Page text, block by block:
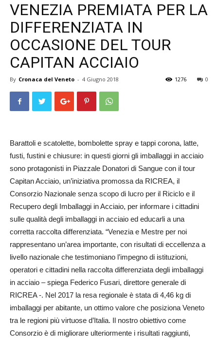
VENEZIA PREMIATA PER LA
DIFFERENZIATA IN
OCCASIONE DEL TOUR
CAPITAN ACCIAIO
By Cronaca del Veneto - 4 Giugno 2018 0
1276
Barattoli e scatolette, bombolette spray e tappi corona, latte,
fusti, fustini e chiusure: in questi giorni gli imballaggi in acciaio
sono protagonisti in Piazzale Donatori di Sangue con il tour
Capitan Acciaio, un’iniziativa promossa da RICREA, il
Consorzio Nazionale senza scopo di lucro per il Riciclo e il
Recupero degli Imballaggi in Acciaio, per informare i cittadini
sulle qualità degli imballaggi in acciaio ed educarli a una
corretta raccolta differenziata. “Venezia e Mestre per noi
rappresentano un’area importante, con risultati di eccellenza a
livello nazionale che testimoniano l’impegno di istituzioni,
operatori e cittadini nella raccolta differenziata degli imballaggi
in acciaio – spiega Federico Fusari, direttore generale di
RICREA -. Nel 2017 la resa regionale è stata di 4,46 kg di
imballaggi per abitante, un ottimo valore che posiziona Veneto
tra le regioni più virtuose d’Italia. Il nostro obiettivo come
Consorzio è di migliorare ulteriormente i risultati raggiunti,